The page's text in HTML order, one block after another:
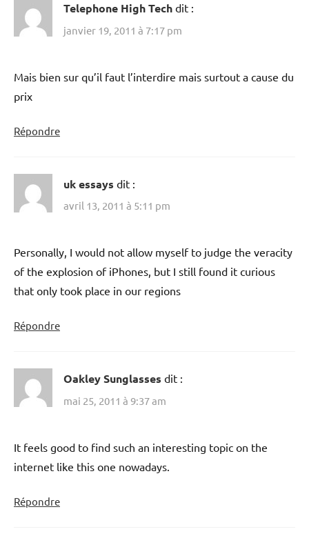
Telephone High Tech dit :
janvier 19, 2011 à 7:17 pm
Mais bien sur qu’il faut l’interdire mais surtout a cause du
prix
Répondre
uk essays dit :
avril 13, 2011 à 5:11 pm
Personally, I would not allow myself to judge the veracity
of the explosion of iPhones, but I still found it curious
that only took place in our regions
Répondre
Oakley Sunglasses dit :
mai 25, 2011 à 9:37 am
It feels good to find such an interesting topic on the
internet like this one nowadays.
Répondre